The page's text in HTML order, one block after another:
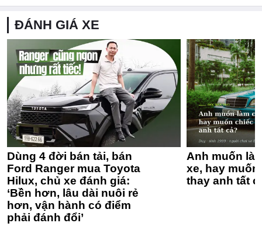
ĐÁNH GIÁ XE
Dùng 4 đời bán tải, bán
Ford Ranger mua Toyota
Hilux, chủ xe đánh giá:
‘Bền hơn, lâu dài nuôi rẻ
hơn, vận hành có điểm
phải đánh đổi’
Anh muốn
xe, hay
thay anh tất